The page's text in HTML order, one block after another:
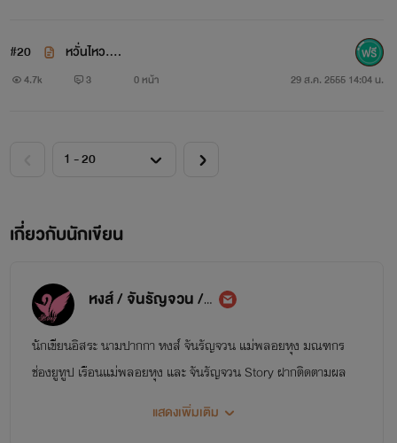
#20 หวั่นไหว....
4.7k 3 0 หน้า 29 ส.ค. 2555 14:04 น.
เกี่ยวกับนักเขียน
หงส์ / จันรัญจวน / แม่พลอยหุง
นักเขียนอิสระ นามปากกา หงส์ จันรัญจวน แม่พลอยหุง มณฑกร
ช่องยูทูป เรือนแม่พลอยหุง และ จันรัญจวน Story ฝากติดตามผล
แสดงเพิ่มเติม